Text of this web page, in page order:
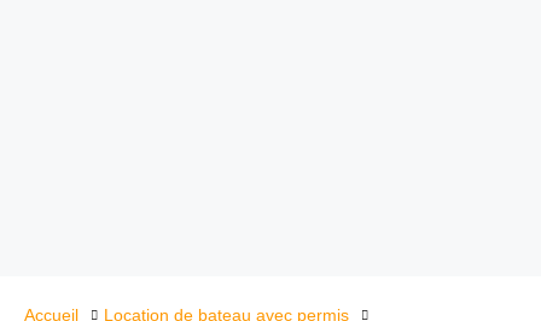
Accueil
Location de bateau avec permis